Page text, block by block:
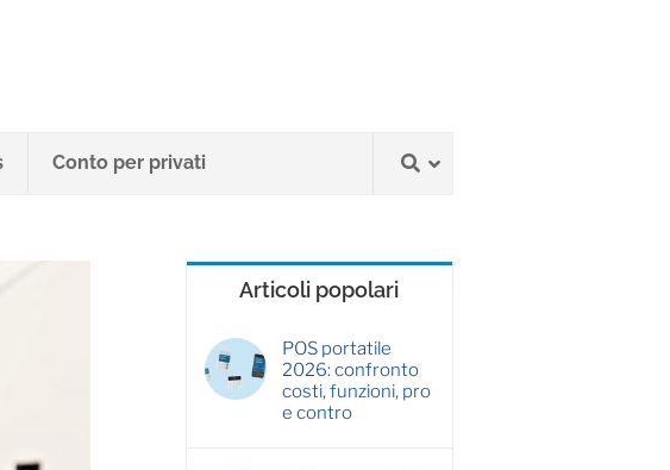
Conto per privati
Articoli popolari
POS portatile
2026: confronto
costi, funzioni, pro
e contro